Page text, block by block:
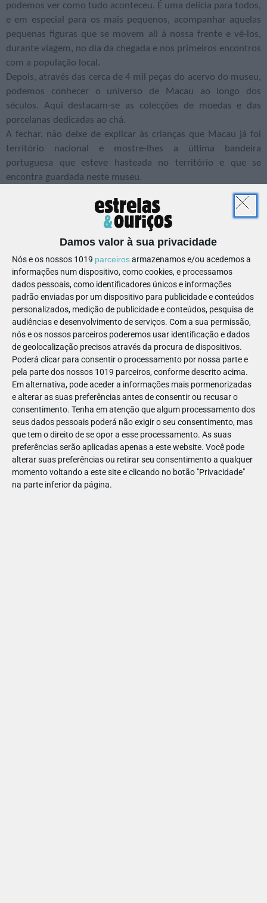
Damos valor à sua privacidade
Nós e os nossos 1019 parceirosarmazenamos e/ou acedemos a
informações num dispositivo, como cookies, e processamos
dados pessoais, como identificadores únicos e informações
padrão enviadas por um dispositivo para publicidade e conteúdos
personalizados, medição de publicidade e conteúdos, pesquisa de
audiências e desenvolvimento de serviços. Com a sua permissão,
nós e os nossos parceiros poderemos usar identificação e dados
de geolocalização precisos através da procura de dispositivos.
Poderá clicar para consentir o processamento por nossa parte e
pela parte dos nossos 1019 parceiros, conforme descrito acima.
Em alternativa, pode aceder a informações mais pormenorizadas
e alterar as suas preferências antes de consentir ou recusar o
consentimento. Tenha em atenção que algum processamento dos
seus dados pessoais poderá não exigir o seu consentimento, mas
que tem o direito de se opor a esse processamento. As suas
preferências serão aplicadas apenas a este website. Você pode
alterar suas preferências ou retirar seu consentimento a qualquer
momento voltando a este site e clicando no botão "Privacidade"
na parte inferior da página.
podemos ver como tudo aconteceu. É uma delícia para todos,
e em especial para os mais pequenos, acompanhar aquelas
pequenas figuras que se movem ali à nossa frente e vê-los,
durante viagem, no dia da chegada e nos primeiros encontros
com a população local.
Depois, através das cerca de 4 mil peças do acervo do museu,
podemos conhecer o universo de Macau ao longo dos
séculos. Aqui destacam-se as colecções de moedas e das
porcelanas dedicadas ao chá.
A fechar, não deixe de explicar às crianças que Macau já foi
território nacional e mostre-lhes a última bandeira
portuguesa que esteve hasteada no território e que se
encontra guardada neste museu.
No final da visita, e com as Docas ali tão perto, sabe bem dar
um passeio e olhar para o Tejo de onde, há 500 anos, partiam
as naus rumo ao distante território de Macau.
PASSEAR PROGRAMAS
DE OLHOS EM BICO NA
JUNQUEIRA
0
PARTILHAR ESTE ARTIGO
Também lhe pode interessar